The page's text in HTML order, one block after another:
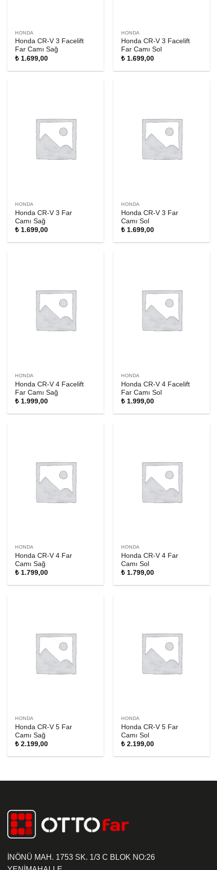
HONDA
Honda CR-V 3 Facelift
Far Camı Sağ
₺ 1.699,00
HONDA
Honda CR-V 3 Facelift
Far Camı Sol
₺ 1.699,00
HONDA
Honda CR-V 3 Far
Camı Sağ
₺ 1.699,00
HONDA
Honda CR-V 3 Far
Camı Sol
₺ 1.699,00
HONDA
Honda CR-V 4 Facelift
Far Camı Sağ
₺ 1.999,00
HONDA
Honda CR-V 4 Facelift
Far Camı Sol
₺ 1.999,00
HONDA
Honda CR-V 4 Far
Camı Sağ
₺ 1.799,00
HONDA
Honda CR-V 4 Far
Camı Sol
₺ 1.799,00
HONDA
Honda CR-V 5 Far
Camı Sağ
₺ 2.199,00
HONDA
Honda CR-V 5 Far
Camı Sol
₺ 2.199,00
İNÖNÜ MAH. 1753 SK. 1/3 C BLOK NO:26